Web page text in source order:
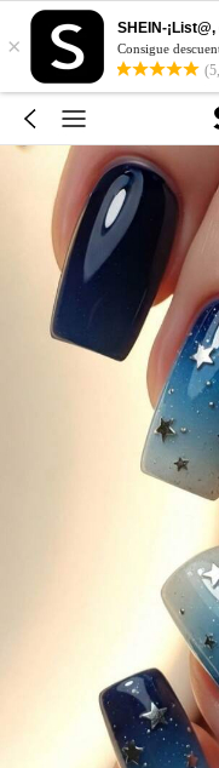
×
SHEIN-
Consigue